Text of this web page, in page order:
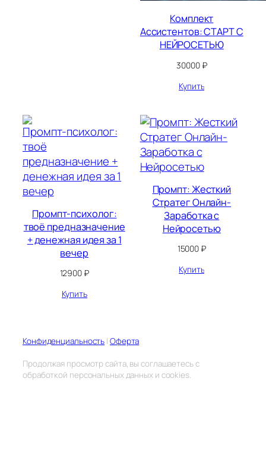
Комплект
Ассистентов: СТАРТ С
НЕЙРОСЕТЬЮ
30000 ₽
Купить
Промпт‑психолог:
твоё предназначение
+ денежная идея за 1
вечер
12900 ₽
Купить
Промпт: Жесткий
Стратег Онлайн-
Заработка с
Нейросетью
15000 ₽
Купить
Конфиденциальность | Оферта
Продолжая просмотр сайта, вы соглашаетесь с
обработкой персональных данных и cookies.